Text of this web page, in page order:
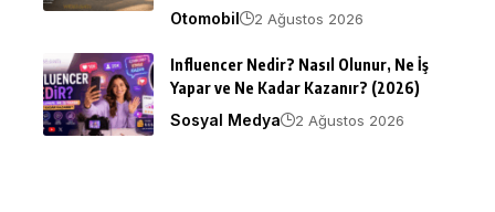
Otomobil
2 Ağustos 2026
Influencer Nedir? Nasıl Olunur, Ne İş
Yapar ve Ne Kadar Kazanır? (2026)
Sosyal Medya
2 Ağustos 2026